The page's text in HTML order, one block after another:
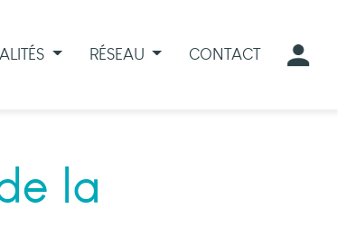
RÉSEAU CONTACT
la